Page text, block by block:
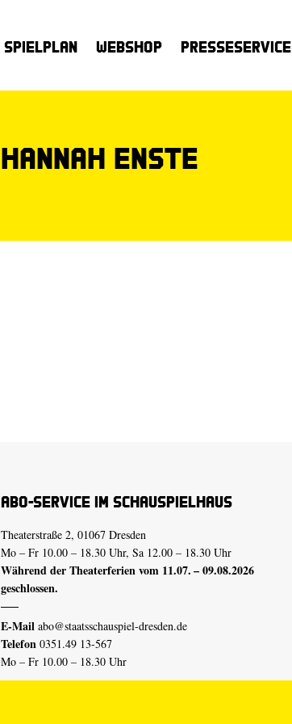
Spielplan Webshop Presseservice
Hannah Enste
Abo-Service im Schauspielhaus
Theaterstraße 2, 01067 Dresden
Mo – Fr 10.00 – 18.30 Uhr, Sa 12.00 – 18.30 Uhr
Während der Theaterferien vom 11.07. – 09.08.2026
geschlossen.
E-Mail abo@staatsschauspiel-dresden.de
Telefon 0351.49 13-567
Mo – Fr 10.00 – 18.30 Uhr